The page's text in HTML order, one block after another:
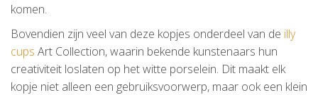
komen.
Bovendien zijn veel van deze kopjes onderdeel van de illy
cups Art Collection, waarin bekende kunstenaars hun
creativiteit loslaten op het witte porselein. Dit maakt elk
kopje niet alleen een gebruiksvoorwerp, maar ook een klein